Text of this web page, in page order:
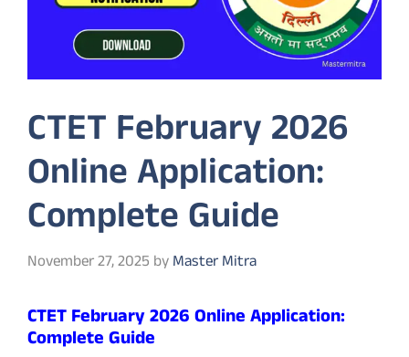
CTET February 2026
Online Application:
Complete Guide
November 27, 2025 byMaster Mitra
CTET February 2026 Online Application:
Complete Guide